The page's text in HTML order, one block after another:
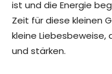
ist und die Energie
Zeit für diese kleinen
kleine
und stärken.